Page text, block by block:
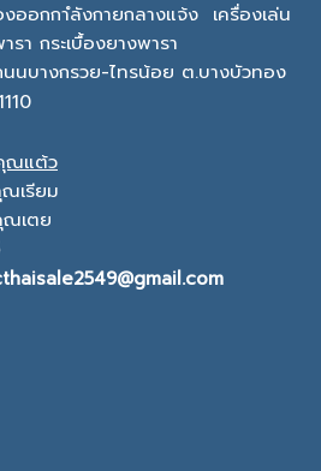
ออกกาํลังกายกลางแจ้ง เครื่องเล่น
า กระเบื้องยางพารา
นบางกรวย-ไทรน้อย ต.บางบัวทอง
ณแต้ว
เรียม
เตย